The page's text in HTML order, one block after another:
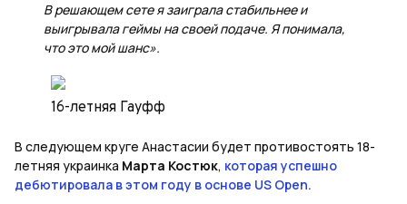
В решающем сете я заиграла стабильнее и
выигрывала геймы на своей подаче. Я понимала,
что это мой шанс».
16-летняя Гауфф
В следующем круге Анастасии будет противостоять 18-
летняя украинка Марта Костюк, которая успешно
дебютировала в этом году в основе US Open.